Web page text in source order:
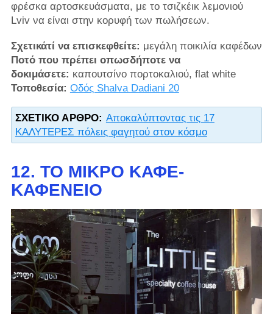
φρέσκα αρτοσκευάσματα, με το τσιζκέικ λεμονιού
Lviv να είναι στην κορυφή των πωλήσεων.
Σχετικάτί να επισκεφθείτε: μεγάλη ποικιλία καφέδων
Ποτό που πρέπει οπωσδήποτε να
δοκιμάσετε: καπουτσίνο πορτοκαλιού, flat white
Τοποθεσία: Οδός Shalva Dadiani 20
ΣΧΕΤΙΚΌ ΆΡΘΡΟ: Αποκαλύπτοντας τις 17
ΚΑΛΥΤΕΡΕΣ πόλεις φαγητού στον κόσμο
12. ΤΟ ΜΙΚΡΌ ΚΑΦΈ-
ΚΑΦΕΝΕΊΟ